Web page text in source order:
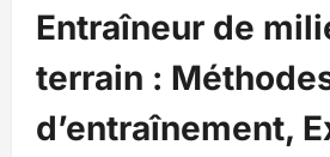
Entraîneur de
terrain :
d’entraînement,